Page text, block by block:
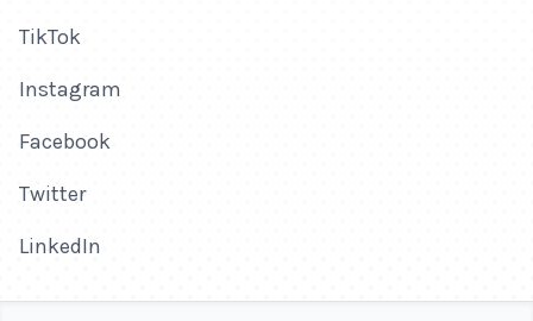
TikTok
Instagram
Facebook
Twitter
LinkedIn